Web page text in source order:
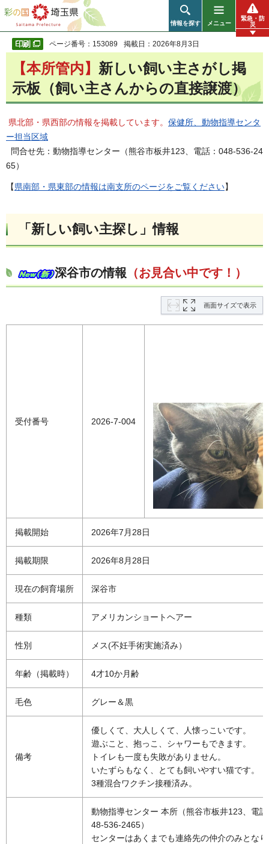
彩の国 埼玉県
情報を探す メニュー
緊急・防
災
ページ番号：153089 掲載日：2026年8月3日
【本所管内】 新しい飼い主さがし掲
示板（飼い主さんからの直接譲渡）
県北部・県西部の情報を掲載しています。 保健所、動物指導センタ
ー担当区域
問合せ先：動物指導センター（熊谷市板井123、電話：048-536-24
65）
【県南部・県東部の情報は南支所のページをご覧ください】
「新しい飼い主探し」情報
深谷市の情報 （お見合い中です！）
画面サイズで表示
受付番号 2026-7-004
掲載開始 2026年7月28日
掲載期限 2026年8月28日
現在の飼育場所 深谷市
種類 アメリカンショートヘアー
性別 メス(不妊手術実施済み）
年齢（掲載時） 4才10か月齢
毛色 グレー＆黒
備考
優しくて、大人しくて、人懐っこいです。
遊ぶこと、抱っこ、シャワーもできます。
トイレも一度も失敗がありません。
いたずらもなく、とても飼いやすい猫です。
3種混合ワクチン接種済み。
動物指導センター 本所（熊谷市板井123、電
48-536-2465）
センターはあくまでも連絡先の仲介のみとな